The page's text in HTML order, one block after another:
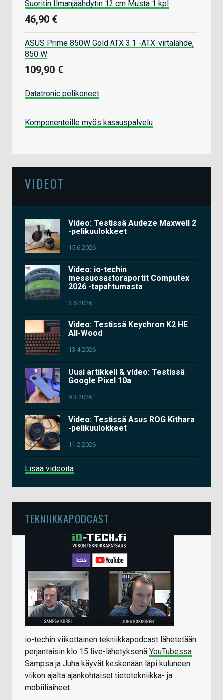
Suoritin Ilmanjäähdytin 12 cm Musta 1 kpl
46,90 €
ASUS Prime 850W Gold ATX 3.1 -ATX-virtalähde,
850 W
109,90 €
Datatronic pelikoneet
Komponenteille myös kasauspalvelu
VIDEOT
Video: Testissä Audeze Maxwell 2
-pelikuulokkeet
15.6.2026
Video: io-techin
messuosastoraportit Computex
2026 -tapahtumasta
3.6.2026
Video: Testissä Keychron K2 HE
All-Wood
13.4.2026
Uusi artikkeli & video: Testissä
Google Pixel 10a
9.3.2026
Video: Testissä Asus ROG Kithara
-pelikuulokkeet
11.2.2026
Lisää videoita
TEKNIIKKAPODCAST
io-techin viikottainen tekniikkapodcast lähetetään
perjantaisin klo 15 live-lähetyksenä YouTubessa.
Sampsa ja Juha käyvät keskenään läpi kuluneen
viikon ajalta ajankohtaiset tietotekniikka- ja
mobiiliaiheet.